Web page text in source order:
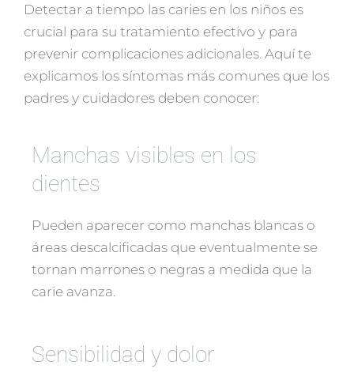
Detectar a tiempo las caries en los niños es
crucial para su tratamiento efectivo y para
prevenir complicaciones adicionales. Aquí te
explicamos los síntomas más comunes que los
padres y cuidadores deben conocer:
Manchas visibles en los
dientes
Pueden aparecer como manchas blancas o
áreas descalcificadas que eventualmente se
tornan marrones o negras a medida que la
carie avanza.
Sensibilidad y dolor